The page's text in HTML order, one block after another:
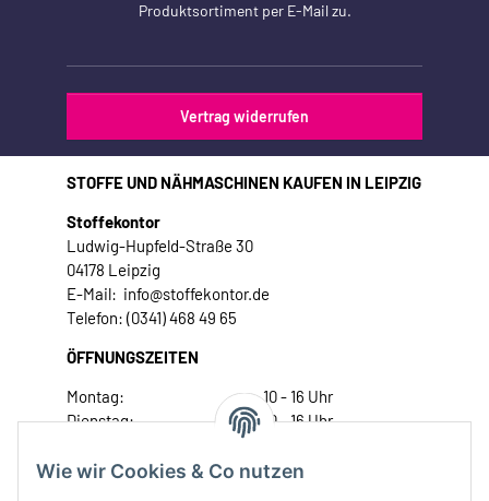
Wie wir Cookies & Co nutzen
Produktsortiment per E-Mail zu.
Vertrag widerrufen
STOFFE UND NÄHMASCHINEN KAUFEN IN LEIPZIG
Stoffekontor
Ludwig-Hupfeld-Straße 30
04178 Leipzig
E-Mail: info@stoffekontor.de
Telefon: (0341) 468 49 65
ÖFFNUNGSZEITEN
Montag:
10 - 16 Uhr
Dienstag:
10 - 16 Uhr
Donnerstag:
10 - 18 Uhr